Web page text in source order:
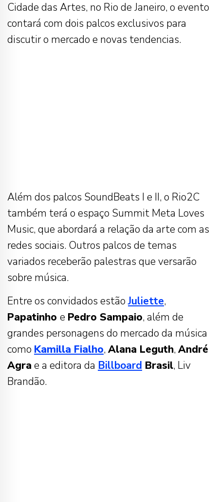
Cidade das Artes, no Rio de Janeiro, o evento
contará com dois palcos exclusivos para
discutir o mercado e novas tendencias.
Além dos palcos SoundBeats I e II, o Rio2C
também terá o espaço Summit Meta Loves
Music, que abordará a relação da arte com as
redes sociais. Outros palcos de temas
variados receberão palestras que versarão
sobre música.
Entre os convidados estãoJuliette,
Papatinho e Pedro Sampaio, além de
grandes personagens do mercado da música
como Kamilla Fialho, Alana Leguth, André
Agra e a editora da Billboard Brasil, Liv
Brandão.